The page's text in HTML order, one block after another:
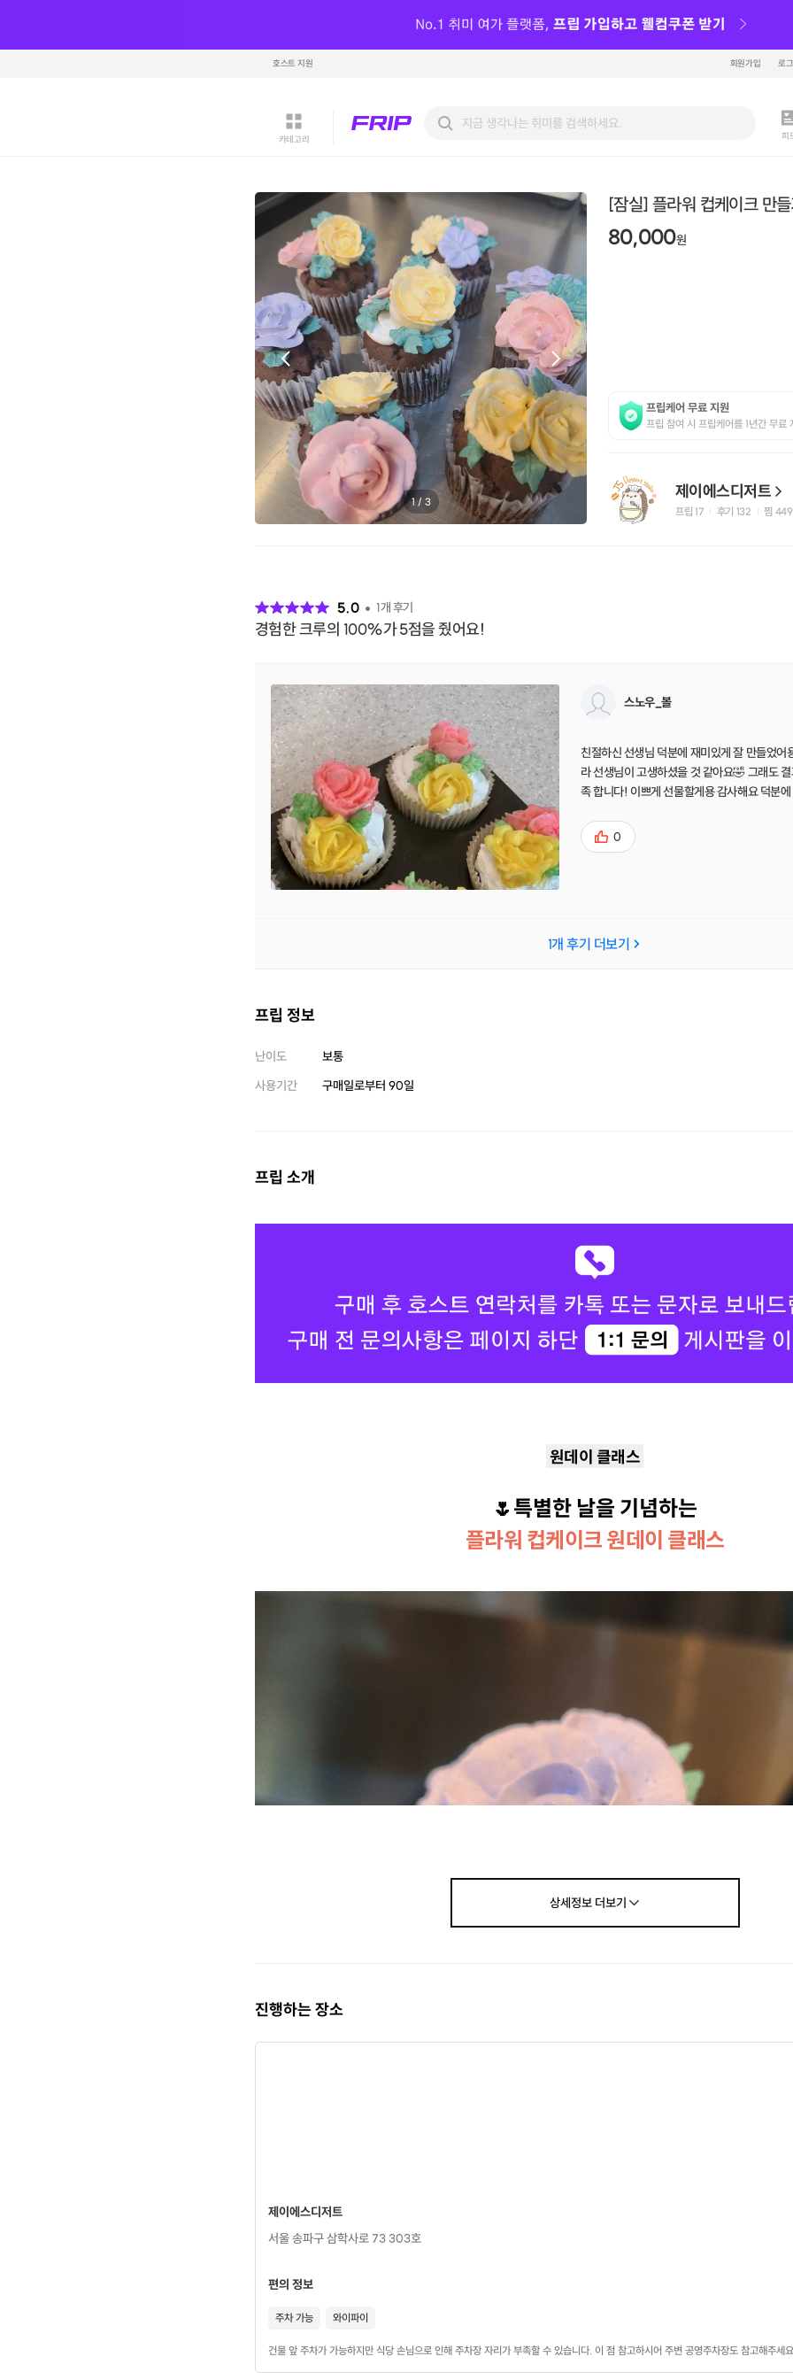
호스트 지원 회원가입 로
카테고리 피
1/ 3
[잠실] 플라워 컵케이크 만
80,000원
프립케어 무료 지원
프립 참여 시 프립케어를 1년간 무료
제이에스디저트
프립 17 후기 132 찜 449
5.0 1개 후기
경험한 크루의 100%가 5점을 줬어요!
스노우_볼
친절하신 선생님 덕분에 재미있게 잘 만들었
라 선생님이 고생하셨을 것 같아요🤣 그래도
족 합니다! 이쁘게 선물할게용 감사해요 덕
0
1개 후기 더보기
프립 정보
난이도
보통
사용기간
구매일로부터 90일
프립 소개
원데이 클래스
🌷특별한 날을 기념하는
플라워 컵케이크 원데이 클래스
현재 약2,000명 넘는 수강생들을 지도하면서
상세정보더보기
진행하는 장소
제이에스디저트
서울 송파구 삼학사로 73 303호
편의 정보
주차 가능 와이파이
건물 앞 주차가 가능하지만 식당 손님으로 인해 주차장 자리가 부족할 수 있습니다. 이 점 참고하시어 주변 공영주차장도 참고해주세